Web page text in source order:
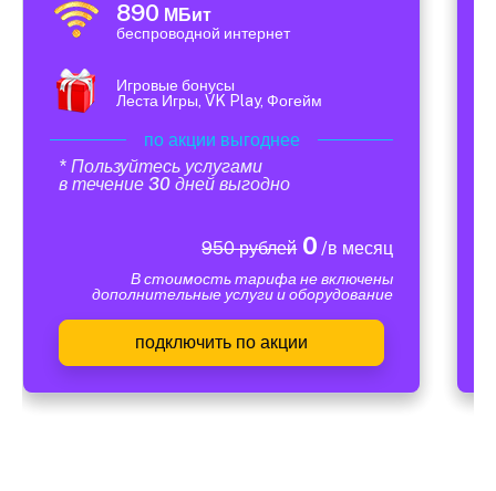
890 МБит
беспроводной интернет
Игровые бонусы
Леста Игры, VK Play, Фогейм
по акции выгоднее
* Пользуйтесь услугами
в течение 30 дней выгодно
950 рублей0 /в месяц
В стоимость тарифа не включены
дополнительные услуги и оборудование
подключить по акции